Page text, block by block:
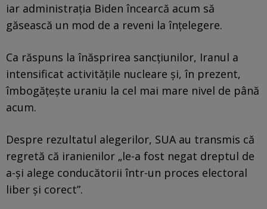
iar administraţia Biden încearcă acum să
găsească un mod de a reveni la înţelegere.
Ca răspuns la înăsprirea sancţiunilor, Iranul a
intensificat activităţile nucleare şi, în prezent,
îmbogăţeşte uraniu la cel mai mare nivel de până
acum.
Despre rezultatul alegerilor, SUA au transmis că
regretă că iranienilor „le-a fost negat dreptul de
a-şi alege conducătorii într-un proces electoral
liber şi corect”.